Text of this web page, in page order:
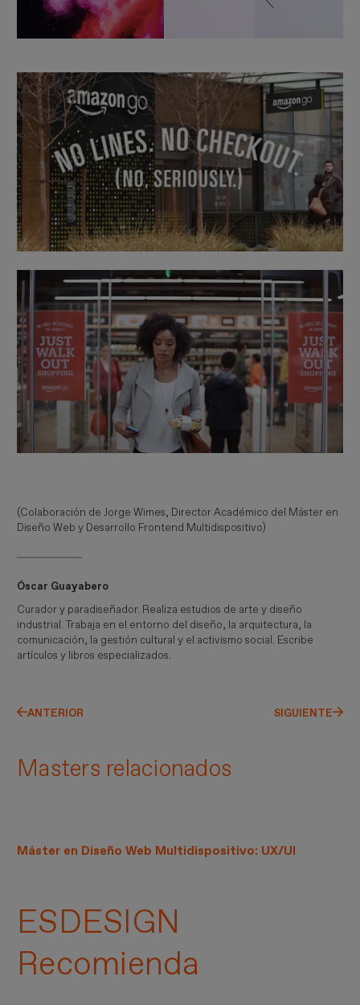
(Colaboración de Jorge Wimes, Director Académico del Máster en
Diseño Web y Desarrollo Frontend Multidispositivo)
Óscar Guayabero
Curador y paradiseñador. Realiza estudios de arte y diseño
industrial. Trabaja en el entorno del diseño, la arquitectura, la
comunicación, la gestión cultural y el activismo social. Escribe
artículos y libros especializados.
ANTERIOR SIGUIENTE
Masters relacionados
Máster en Diseño Web Multidispositivo: UX/UI
ESDESIGN
Recomienda